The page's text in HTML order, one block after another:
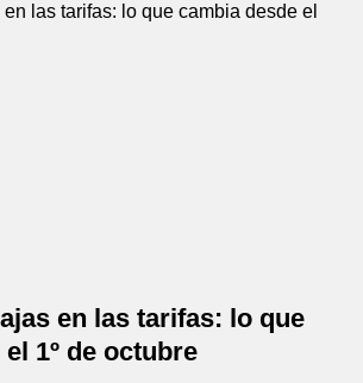
en las tarifas: lo que
1º de octubre